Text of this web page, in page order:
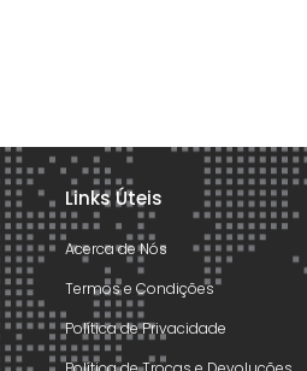
Links Úteis
Acerca de Nós
Termos e Condições
Política de Privacidade